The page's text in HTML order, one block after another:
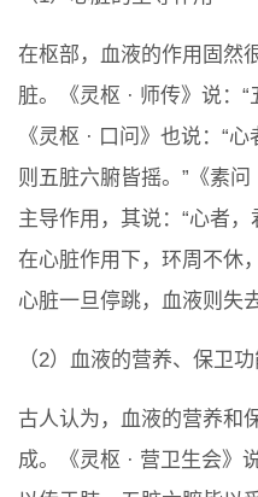
在枢部，血液的作用固然
脏。《灵枢 · 师传》说：
《灵枢 · 口问》也说：“
则五脏六腑皆摇。”《素
主导作用，其说：“心者
在心脏作用下，环周不休
心脏一旦停跳，血液则失
（2）血液的营养、保卫
古人认为，血液的营养和
成。《灵枢 · 营卫生会》